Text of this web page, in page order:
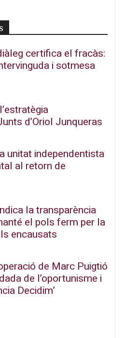
certifica el fracàs:
i sotmesa
d’Oriol Junqueras
unitat independentista
al retorn de
la transparència
el pols ferm per la
encausats
de Marc Puigtió
de l’oportunisme i
Decidim’